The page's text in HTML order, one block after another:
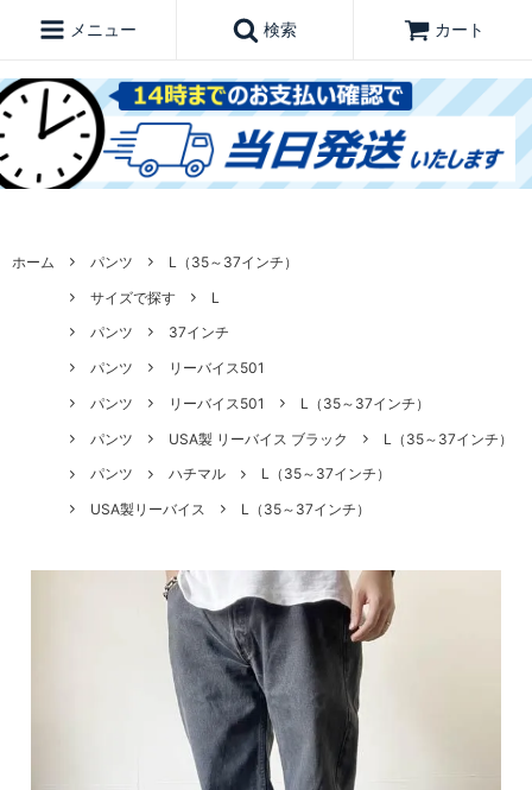
メニュー 検索 カート
ホーム パンツ
L（35～37インチ）
サイズで探す
L
パンツ
37インチ
パンツ
リーバイス501
パンツ
リーバイス501
L（35～37インチ）
パンツ
USA製 リーバイス ブラック
L（35～37インチ）
パンツ
ハチマル
L（35～37インチ）
USA製リーバイス
L（35～37インチ）